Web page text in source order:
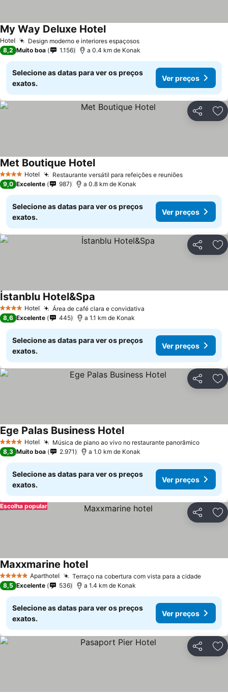
Hotel Design moderno e interiores espaçosos
My Way Deluxe Hotel
8,2 Muito boa 1.156 a 0.4 km de Konak
Selecione as datas para ver os preços
exatos.
Ver preços
Partilhar
4 EstrelasHotel Restaurante versátil para refeições e reuniões
Met Boutique Hotel
9,0 Excelente 987 a 0.8 km de Konak
Selecione as datas para ver os preços
exatos.
Ver preços
Partilhar
4 EstrelasHotel Área de café clara e convidativa
İstanblu Hotel&Spa
8,6 Excelente 445 a 1.1 km de Konak
Selecione as datas para ver os preços
exatos.
Ver preços
Partilhar
4 EstrelasHotel Música de piano ao vivo no restaurante panorâmico
Ege Palas Business Hotel
8,3 Muito boa 2.971 a 1.0 km de Konak
Selecione as datas para ver os preços
exatos.
Ver preços
Partilhar
Escolha popular
5 Estrelas Aparthotel Terraço na cobertura com vista para a cidade
Maxxmarine hotel
8,5 Excelente 536 a 1.4 km de Konak
Selecione as datas para ver os preços
exatos.
Ver preços
Partilhar